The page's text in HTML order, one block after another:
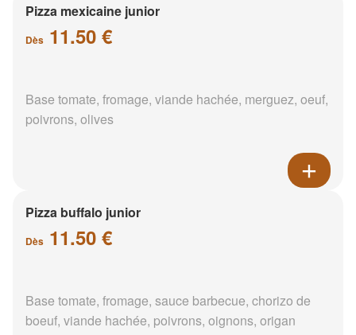
Pizza mexicaine junior
Dès 11.50 €
Base tomate, fromage, viande hachée, merguez, oeuf,
poivrons, olives
Pizza buffalo junior
Dès 11.50 €
Base tomate, fromage, sauce barbecue, chorizo de
boeuf, viande hachée, poivrons, oignons, origan